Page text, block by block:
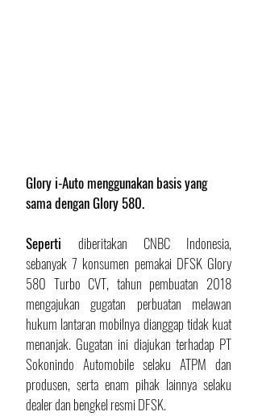
Glory i-Auto menggunakan basis yang
sama dengan Glory 580.
Seperti diberitakan CNBC Indonesia,
sebanyak 7 konsumen pemakai DFSK Glory
580 Turbo CVT, tahun pembuatan 2018
mengajukan gugatan perbuatan melawan
hukum lantaran mobilnya dianggap tidak kuat
menanjak. Gugatan ini diajukan terhadap PT
Sokonindo Automobile selaku ATPM dan
produsen, serta enam pihak lainnya selaku
dealer dan bengkel resmi DFSK.